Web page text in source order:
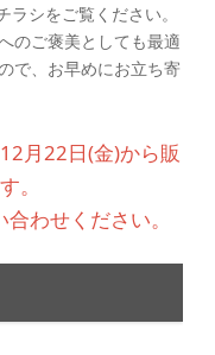
シをご覧ください。
のご褒美としても最適
で、お早めにお立ち寄
月22日(金)から販
。
わせください。